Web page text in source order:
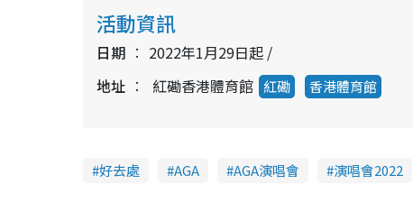
活動資訊
日期
2022年1月29日起 /
地址
紅磡香港體育館 紅磡 香港體育館
好去處 AGA AGA演唱會 演唱會2022